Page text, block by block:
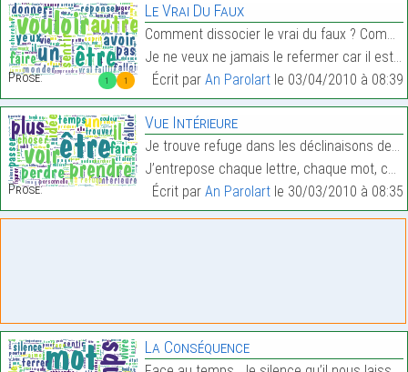
1 1
Prose:
Le Vrai Du Faux
Comment dissocier le vrai du faux ? Comment reconn
Je ne veux ne jamais le refermer car il est celui …
Écrit par An Parolartle 03/04/2010 à 08:39
Prose:
Vue Intérieure
Je trouve refuge dans les déclinaisons de la créat
J’entrepose chaque lettre, chaque mot, chaque phra…
Écrit par An Parolartle 30/03/2010 à 08:35
La Conséquence